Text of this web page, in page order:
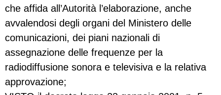
che affida all’Autorità l’elaborazione, anche
avvalendosi degli organi del Ministero delle
comunicazioni, dei piani nazionali di
assegnazione delle frequenze per la
radiodiffusione sonora e televisiva e la relativa
approvazione;